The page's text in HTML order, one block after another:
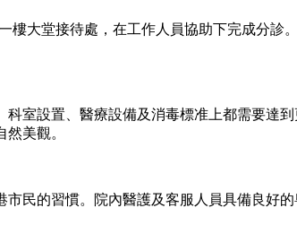
大堂接待處，在工作人員協助下完成分診
設置、醫療設備及消毒標准上都需要達
美觀。
的習慣。院內醫護及客服人員具備良好